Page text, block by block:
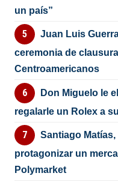
un país”
Juan Luis
ceremonia de
Centroamericanos
Don Miguelo le
regalarle un Rolex a
Santiago
protagonizar un
Polymarket